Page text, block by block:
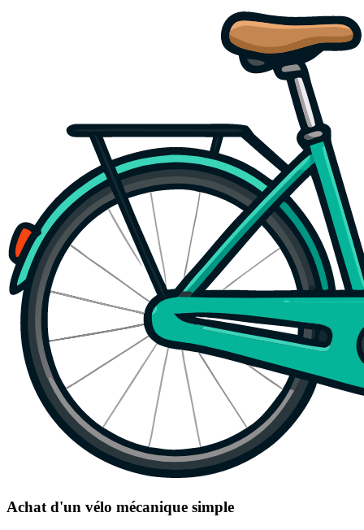
Achat d'un vélo mécanique simple